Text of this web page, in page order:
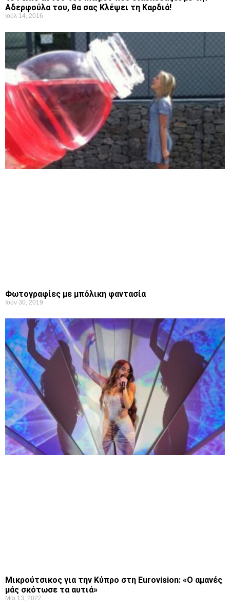
Αδερφούλα του, θα σας Κλέψει τη Καρδιά!
Ιούλ 14, 2016
Φωτογραφίες με μπόλικη φαντασία
Ιούν 30, 2019
Μικρούτσικος για την Κύπρο στη Eurovision: «Ο αμανές
μάς σκότωσε τα αυτιά»
Μάι 13, 2022